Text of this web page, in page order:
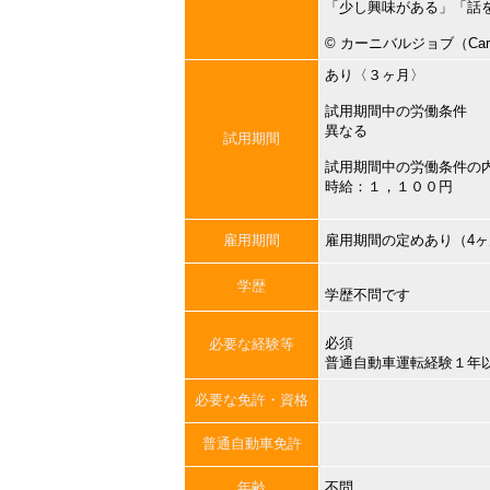
「少し興味がある」「
©︎ カーニバルジョブ（
試用期間
あり〈３ヶ月〉
試用期間中の労働条件
異なる
試用期間中の労働条件の
時給：１，１００円
雇用期間 雇用期間の定めあり（4
学歴
学歴不問です
必要な経験等
必須
普通自動車運転経験１年
必要な免許・資格
普通自動車免許